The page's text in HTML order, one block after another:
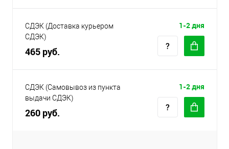
СДЭК (Доставка курьером
СДЭК)
465 руб.
1-2 дня
СДЭК (Самовывоз из пункта
выдачи СДЭК)
260 руб.
1-2 дня